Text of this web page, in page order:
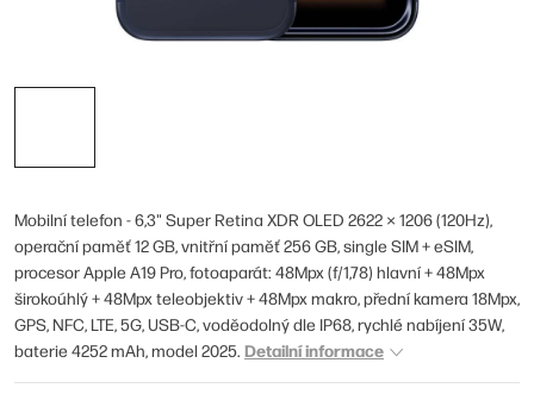
Mobilní telefon - 6,3" Super Retina XDR OLED 2622 × 1206 (120Hz),
operační paměť 12 GB, vnitřní paměť 256 GB, single SIM + eSIM,
procesor Apple A19 Pro, fotoaparát: 48Mpx (f/1,78) hlavní + 48Mpx
širokoúhlý + 48Mpx teleobjektiv + 48Mpx makro, přední kamera 18Mpx,
GPS, NFC, LTE, 5G, USB-C, voděodolný dle IP68, rychlé nabíjení 35W,
baterie 4252 mAh, model 2025. Detailní informace